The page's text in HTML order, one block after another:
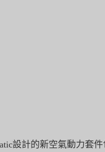
設計的新空氣動力套件